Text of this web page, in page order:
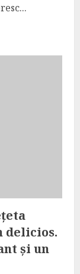
delicios.
și un